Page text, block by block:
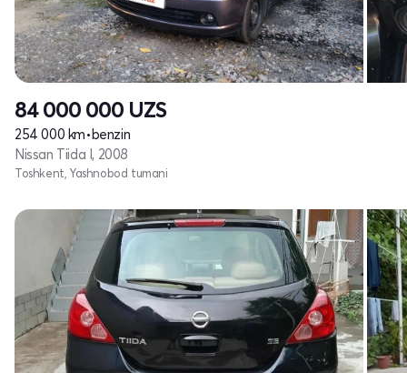
84 000 000 UZS
254 000 km•benzin
Nissan Tiida I, 2008
Toshkent, Yashnobod tumani